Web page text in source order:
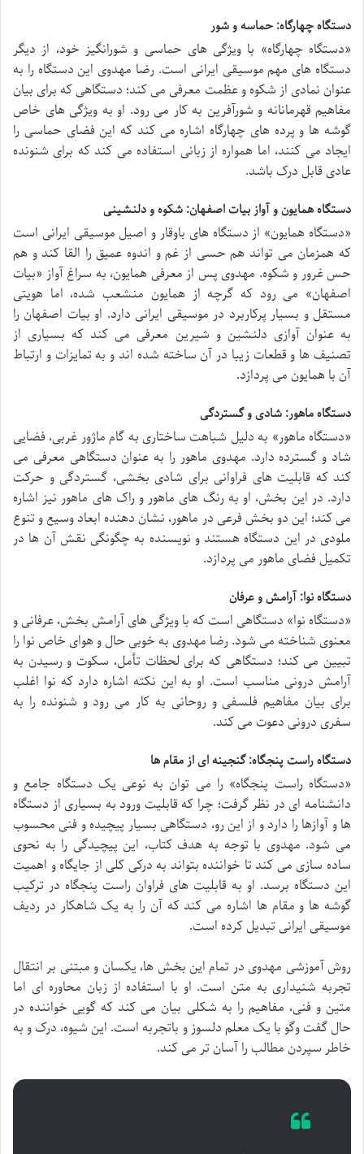
دستگاه چهارگاه: حماسه و شور
«دستگاه چهارگاه» با ویژگی های حماسی و شورانگیز خود، از دیگر
دستگاه های مهم موسیقی ایرانی است. رضا مهدوی این دستگاه را به
عنوان نمادی از شکوه و عظمت معرفی می کند؛ دستگاهی که برای بیان
مفاهیم قهرمانانه و شورآفرین به کار می رود. او به ویژگی های خاص
گوشه ها و پرده های چهارگاه اشاره می کند که این فضای حماسی را
ایجاد می کنند، اما همواره از زبانی استفاده می کند که برای شنونده
عادی قابل درک باشد.
دستگاه همایون و آواز بیات اصفهان: شکوه و دلنشینی
«دستگاه همایون» از دستگاه های باوقار و اصیل موسیقی ایرانی است
که همزمان می تواند هم حسی از غم و اندوه عمیق را القا کند و هم
حس غرور و شکوه. مهدوی پس از معرفی همایون، به سراغ آواز «بیات
اصفهان» می رود که گرچه از همایون منشعب شده، اما هویتی
مستقل و بسیار پرکاربرد در موسیقی ایرانی دارد. او بیات اصفهان را
به عنوان آوازی دلنشین و شیرین معرفی می کند که بسیاری از
تصنیف ها و قطعات زیبا در آن ساخته شده اند و به تمایزات و ارتباط
آن با همایون می پردازد.
دستگاه ماهور: شادی و گستردگی
«دستگاه ماهور» به دلیل شباهت ساختاری به گام ماژور غربی، فضایی
شاد و گسترده دارد. مهدوی ماهور را به عنوان دستگاهی معرفی می
کند که قابلیت های فراوانی برای شادی بخشی، گستردگی و حرکت
دارد. در این بخش، او به رنگ های ماهور و راک های ماهور نیز اشاره
می کند؛ این دو بخش فرعی در ماهور، نشان دهنده ابعاد وسیع و تنوع
ملودی در این دستگاه هستند و نویسنده به چگونگی نقش آن ها در
تکمیل فضای ماهور می پردازد.
دستگاه نوا: آرامش و عرفان
«دستگاه نوا» دستگاهی است که با ویژگی های آرامش بخش، عرفانی و
معنوی شناخته می شود. رضا مهدوی به خوبی حال و هوای خاص نوا را
تبیین می کند؛ دستگاهی که برای لحظات تأمل، سکوت و رسیدن به
آرامش درونی مناسب است. او به این نکته اشاره دارد که نوا اغلب
برای بیان مفاهیم فلسفی و روحانی به کار می رود و شنونده را به
سفری درونی دعوت می کند.
دستگاه راست پنجگاه: گنجینه ای از مقام ها
«دستگاه راست پنجگاه» را می توان به نوعی یک دستگاه جامع و
دانشنامه ای در نظر گرفت؛ چرا که قابلیت ورود به بسیاری از دستگاه
ها و آوازها را دارد و از این رو، دستگاهی بسیار پیچیده و فنی محسوب
می شود. مهدوی با توجه به هدف کتاب، این پیچیدگی را به نحوی
ساده سازی می کند تا خواننده بتواند به درکی کلی از جایگاه و اهمیت
این دستگاه برسد. او به قابلیت های فراوان راست پنجگاه در ترکیب
گوشه ها و مقام ها اشاره می کند که آن را به یک شاهکار در ردیف
موسیقی ایرانی تبدیل کرده است.
روش آموزشی مهدوی در تمام این بخش ها، یکسان و مبتنی بر انتقال
تجربه شنیداری به متن است. او با استفاده از زبان محاوره ای اما
متین و فنی، مفاهیم را به شکلی بیان می کند که گویی خواننده در
حال گفت وگو با یک معلم دلسوز و باتجربه است. این شیوه، درک و به
خاطر سپردن مطالب را آسان تر می کند.